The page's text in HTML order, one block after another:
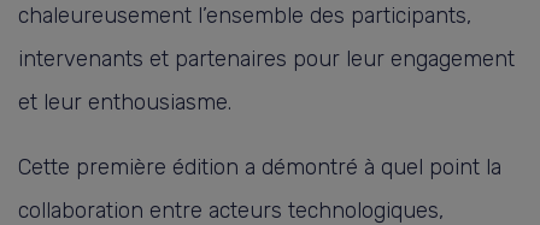
chaleureusement l’ensemble des participants,
intervenants et partenaires pour leur engagement
et leur enthousiasme.
Cette première édition a démontré à quel point la
collaboration entre acteurs technologiques,